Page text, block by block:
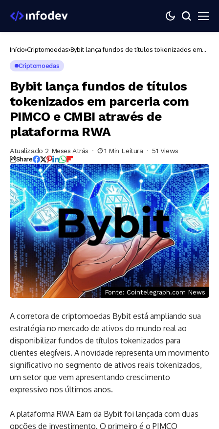
Início Criptomoedas Bybit lança fundos de títulos tokenizados em
Criptomoedas
Bybit lança fundos de títulos
tokenizados em parceria com
PIMCO e CMBI através de
plataforma RWA
Atualizado 2 Meses Atrás 1 Min Leitura 51 Views
Share
Fonte: Cointelegraph.com News
A corretora de criptomoedas Bybit está ampliando sua
estratégia no mercado de ativos do mundo real ao
disponibilizar fundos de títulos tokenizados para
clientes elegíveis. A novidade representa um movimento
significativo no segmento de ativos reais tokenizados,
um setor que vem apresentando crescimento
expressivo nos últimos anos.
A plataforma RWA Earn da Bybit foi lançada com duas
opções de investimento. O primeiro é o PIMCO